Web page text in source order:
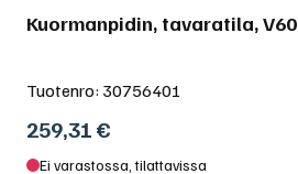
Kuormanpidin, tavaratila, V60
Tuotenro: 30756401
259,31€
Ei varastossa, tilattavissa